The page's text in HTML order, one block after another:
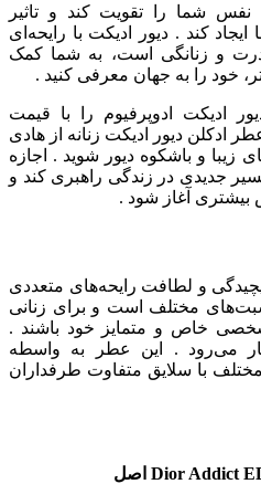
شما را تقویت کند و تاثیر
کند . دیور ادیکت با رایحه‌ای
و زنانگی است، به شما کمک
خود را به جهان معرفی کنید .
ادیکت ادوپرفیوم را با قیمت
ادکلن دیور ادیکت زنانه از هادی
زیبا و باشکوه دیور شوید . اجازه
جدیدی در زندگی راهبری کند و
بیشتری آغاز شود .
و لطافت رایحه‌های متعددی
مختلف است و برای زنانی
خاص و متمایز خود باشند .
می‌رود . این عطر به واسطه
با سلایق متفاوت طرفداران
Dior Addict اصل